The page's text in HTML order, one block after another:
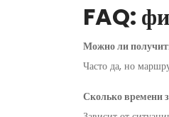
FAQ:
Можно ли
Часто да, но
Сколько времени